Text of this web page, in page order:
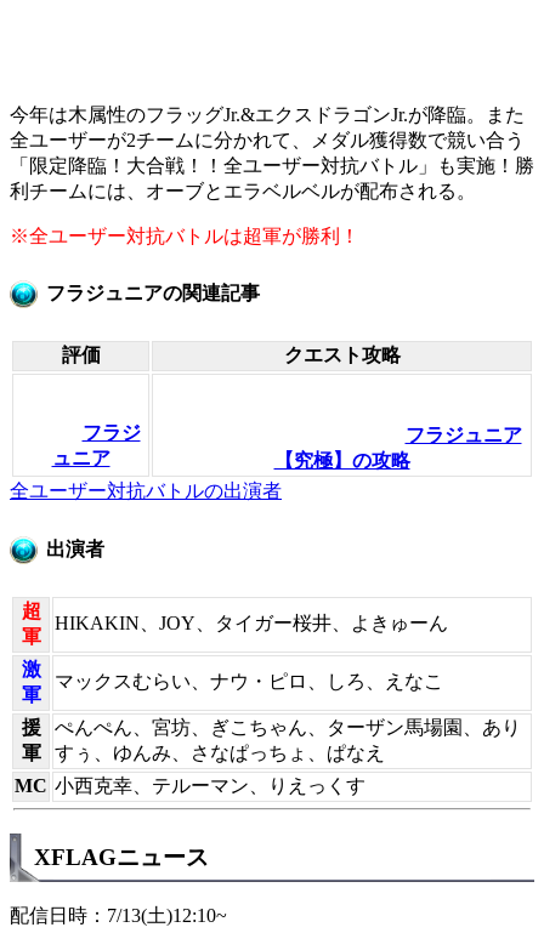
今年は木属性のフラッグJr.&エクスドラゴンJr.が降臨。また
全ユーザーが2チームに分かれて、メダル獲得数で競い合う
「限定降臨！大合戦！！全ユーザー対抗バトル」も実施！勝
利チームには、オーブとエラベルベルが配布される。
※全ユーザー対抗バトルは超軍が勝利！
フラジュニアの関連記事
評価 クエスト攻略
フラジ
ュニア
フラジュニア
【究極】の攻略
全ユーザー対抗バトルの出演者
出演者
超
軍
HIKAKIN、JOY、タイガー桜井、よきゅーん
激
軍
マックスむらい、ナウ・ピロ、しろ、えなこ
援
軍
ぺんぺん、宮坊、ぎこちゃん、ターザン馬場園、あり
すぅ、ゆんみ、さなぱっちょ、ぱなえ
MC 小西克幸、テルーマン、りえっくす
XFLAGニュース
配信日時：7/13(土)12:10~